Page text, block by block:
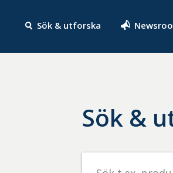
Sök & utforska
Sök &